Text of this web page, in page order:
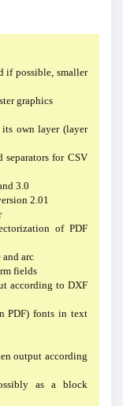
if possible, smaller
graphics
own layer (layer
for CSV
3.0
2.01
of PDF
arc
fields
according to DXF
PDF) fonts in text
output according
as a block